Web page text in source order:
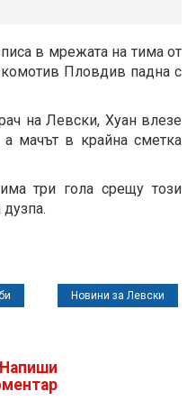
в мрежата на тима от
Пловдив падна с
на Левски, Хуан влезе
мачът в крайна сметка
три гола срещу този
Новини за Левски
Напиши